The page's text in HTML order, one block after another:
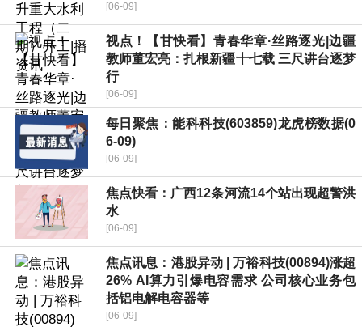
[06-09]
视点！【甘快看】青春华章·丝路逐光|边疆
教师董宏亮：扎根新疆十七载 三尺讲台逐梦
行
[06-09]
每日聚焦：能科科技(603859)龙虎榜数据(0
6-09)
[06-09]
焦点快看：广西12条河流14个站出现超警洪
水
[06-09]
焦点讯息：港股异动 | 万裕科技(00894)涨超
26% AI算力引爆电容需求 公司核心业务包
括铝电解电容器等
[06-09]